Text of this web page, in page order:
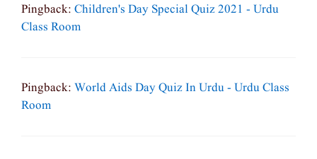
Pingback: Children's Day Special Quiz 2021 - Urdu
Class Room
Pingback: World Aids Day Quiz In Urdu - Urdu Class
Room